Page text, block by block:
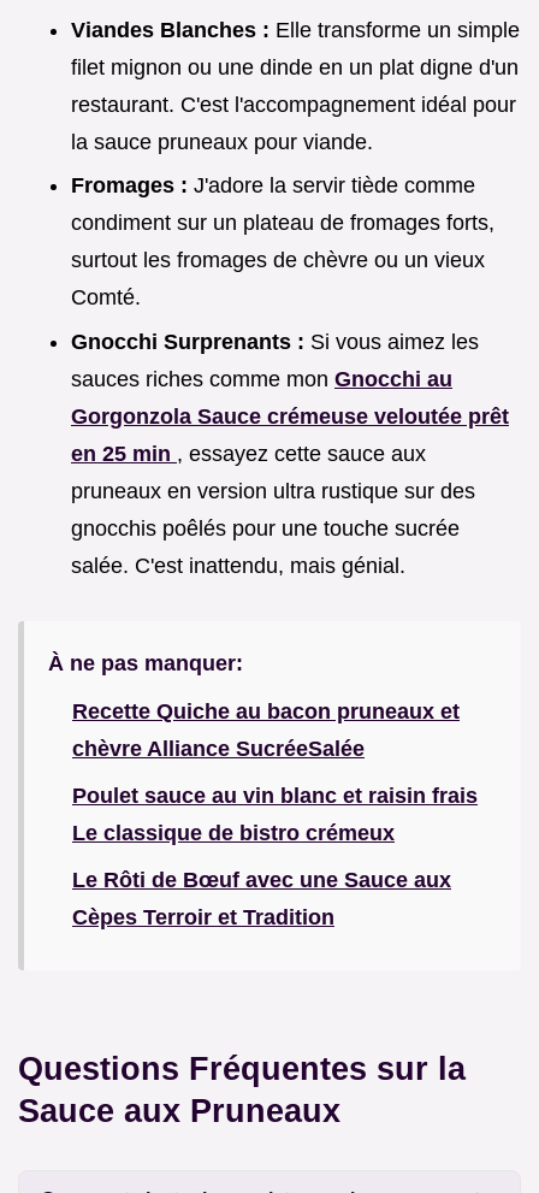
Viandes Blanches : Elle transforme un simple
filet mignon ou une dinde en un plat digne d'un
restaurant. C'est l'accompagnement idéal pour
la sauce pruneaux pour viande.
Fromages : J'adore la servir tiède comme
condiment sur un plateau de fromages forts,
surtout les fromages de chèvre ou un vieux
Comté.
Gnocchi Surprenants : Si vous aimez les
sauces riches comme mon Gnocchi au
Gorgonzola Sauce crémeuse veloutée prêt
en 25 min , essayez cette sauce aux
pruneaux en version ultra rustique sur des
gnocchis poêlés pour une touche sucrée
salée. C'est inattendu, mais génial.
À ne pas manquer:
Recette Quiche au bacon pruneaux et
chèvre Alliance SucréeSalée
Poulet sauce au vin blanc et raisin frais
Le classique de bistro crémeux
Le Rôti de Bœuf avec une Sauce aux
Cèpes Terroir et Tradition
Questions Fréquentes sur la
Sauce aux Pruneaux